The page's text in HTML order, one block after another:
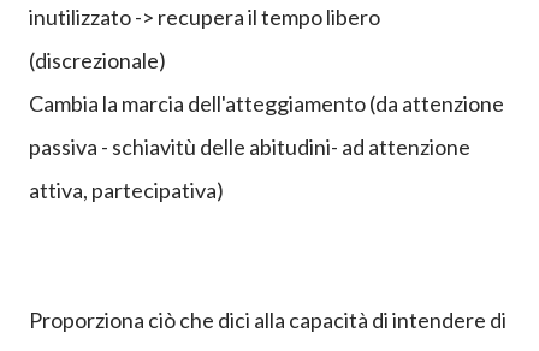
inutilizzato -> recupera il tempo libero
(discrezionale)
Cambia la marcia dell'atteggiamento (da attenzione
passiva - schiavitù delle abitudini- ad attenzione
attiva, partecipativa)
Proporziona ciò che dici alla capacità di intendere di